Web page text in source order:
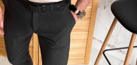
Літні комплекти
Комбінезони
Спортивні
костюми